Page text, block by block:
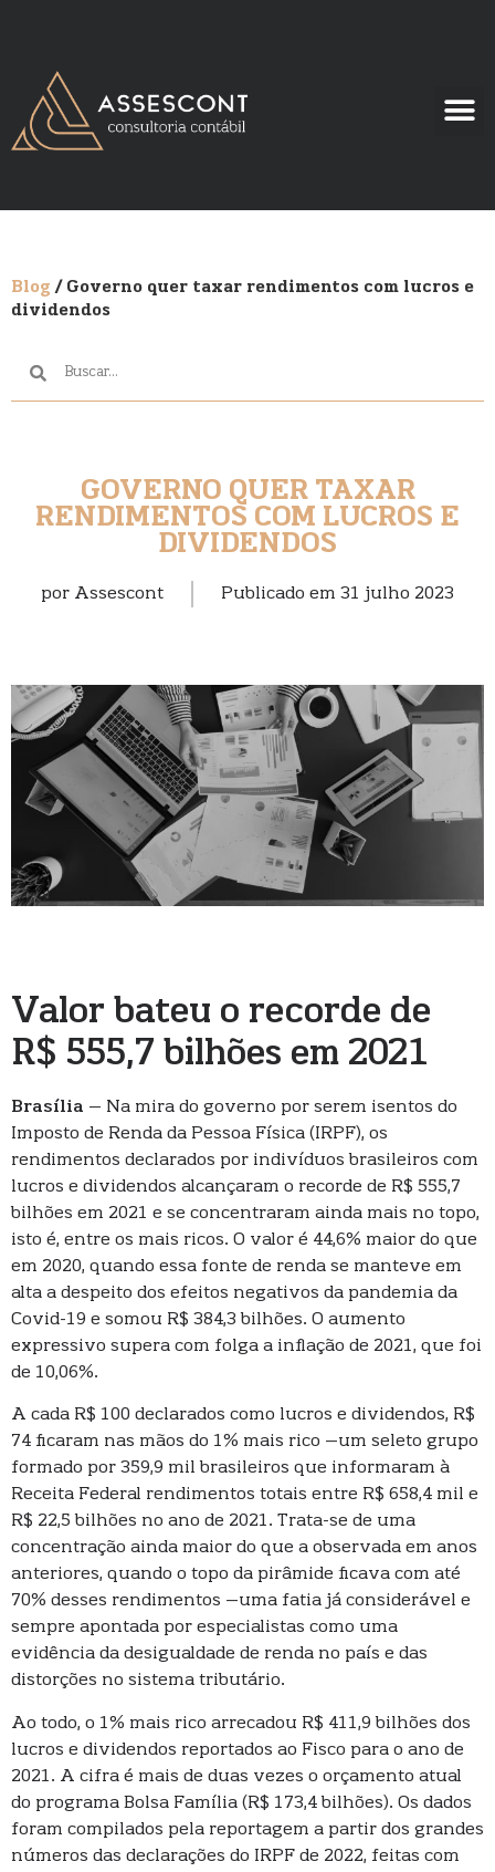
Blog/ Governo quer taxar rendimentos com lucros e
dividendos
GOVERNO QUER TAXAR
RENDIMENTOS COM LUCROS E
DIVIDENDOS
por Assescont Publicado em 31 julho 2023
Valor bateu o recorde de
R$ 555,7 bilhões em 2021
Brasília – Na mira do governo por serem isentos do
Imposto de Renda da Pessoa Física (IRPF), os
rendimentos declarados por indivíduos brasileiros com
lucros e dividendos alcançaram o recorde de R$ 555,7
bilhões em 2021 e se concentraram ainda mais no topo,
isto é, entre os mais ricos. O valor é 44,6% maior do que
em 2020, quando essa fonte de renda se manteve em
alta a despeito dos efeitos negativos da pandemia da
Covid-19 e somou R$ 384,3 bilhões. O aumento
expressivo supera com folga a inflação de 2021, que foi
de 10,06%.
A cada R$ 100 declarados como lucros e dividendos, R$
74 ficaram nas mãos do 1% mais rico –um seleto grupo
formado por 359,9 mil brasileiros que informaram à
Receita Federal rendimentos totais entre R$ 658,4 mil e
R$ 22,5 bilhões no ano de 2021. Trata-se de uma
concentração ainda maior do que a observada em anos
anteriores, quando o topo da pirâmide ficava com até
70% desses rendimentos –uma fatia já considerável e
sempre apontada por especialistas como uma
evidência da desigualdade de renda no país e das
distorções no sistema tributário.
Ao todo, o 1% mais rico arrecadou R$ 411,9 bilhões dos
lucros e dividendos reportados ao Fisco para o ano de
2021. A cifra é mais de duas vezes o orçamento atual
do programa Bolsa Família (R$ 173,4 bilhões). Os dados
foram compilados pela reportagem a partir dos grandes
números das declarações do IRPF de 2022, feitas com